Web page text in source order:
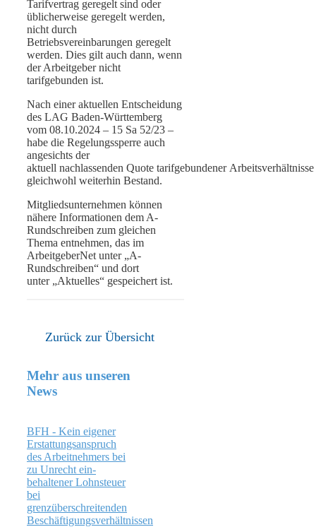
Tarifvertrag geregelt sind oder
üblicherweise geregelt werden,
nicht durch
Betriebsvereinbarungen geregelt
werden. Dies gilt auch dann, wenn
der Arbeitgeber nicht
tarifgebunden ist.
Nach einer aktuellen Entscheidung
des LAG Baden-Württemberg
vom 08.10.2024 – 15 Sa 52/23 –
habe die Regelungssperre auch
angesichts der
aktuell nachlassenden Quote tarifgebundener Arbeitsverhältnisse
gleichwohl weiterhin Bestand.
Mitgliedsunternehmen können
nähere Informationen dem A-
Rundschreiben zum gleichen
Thema entnehmen, das im
ArbeitgeberNet unter „A-
Rundschreiben“ und dort
unter „Aktuelles“ gespeichert ist.
Zurück zur Übersicht
Mehr aus unseren
News
BFH - Kein eigener
Erstattungsanspruch
des Arbeitnehmers bei
zu Unrecht ein­
behaltener Lohnsteuer
bei
grenzüberschreitenden
Beschäftigungsverhältnissen